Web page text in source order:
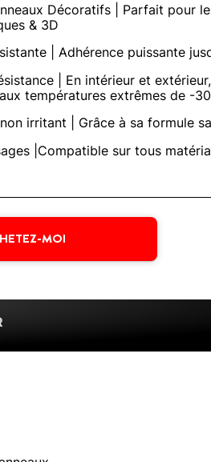
Décoratifs | Parfait pour
& 3D
| Adhérence puissante
| En intérieur et
températures extrêmes de -
irritant | Grâce à sa formule
|Compatible sur tous
MOI